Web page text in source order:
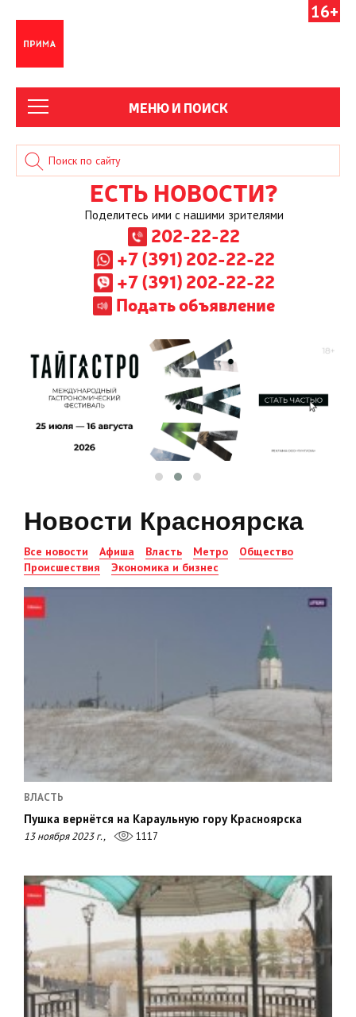
16+
МЕНЮ И ПОИСК
ЕСТЬ НОВОСТИ?
Поделитесь ими с нашими зрителями
202-22-22
+7 (391) 202-22-22
+7 (391) 202-22-22
Подать объявление
Новости Красноярска
Все новости Афиша Власть Метро
Общество
Происшествия
Экономика и бизнес
ВЛАСТЬ
Пушка вернётся на Караульную гору Красноярска
13 ноября 2023 г., 1117